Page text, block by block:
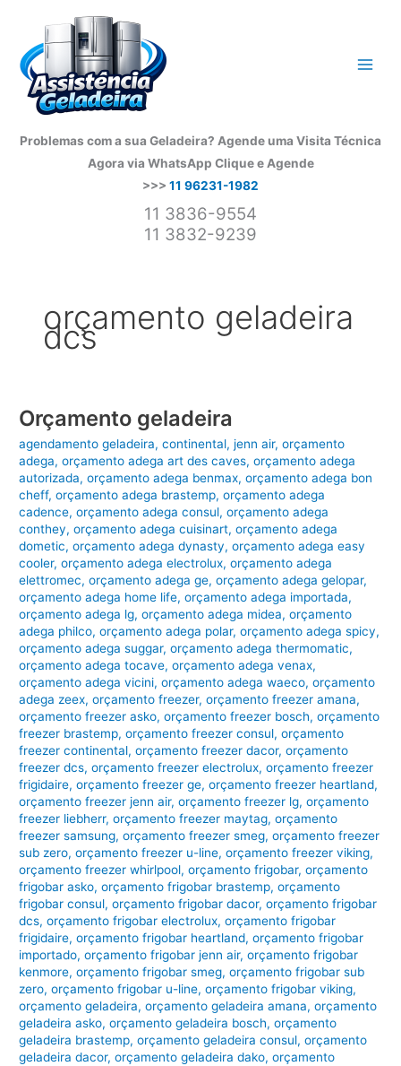
conteúdo
Problemas com a sua Geladeira? Agende uma Visita Técnica
Agora via WhatsApp Clique e Agende
>>> 11 96231-1982
11 3836-9554
11 3832-9239
orçamento geladeira
dcs
Orçamento geladeira
agendamento geladeira,continental,jenn air,orçamento
adega,orçamento adega art des caves,orçamento adega
autorizada,orçamento adega benmax,orçamento adega bon
cheff,orçamento adega brastemp,orçamento adega
cadence,orçamento adega consul,orçamento adega
conthey,orçamento adega cuisinart,orçamento adega
dometic,orçamento adega dynasty,orçamento adega easy
cooler,orçamento adega electrolux,orçamento adega
elettromec,orçamento adega ge,orçamento adega gelopar,
orçamento adega home life,orçamento adega importada,
orçamento adega lg,orçamento adega midea,orçamento
adega philco,orçamento adega polar,orçamento adega spicy,
orçamento adega suggar,orçamento adega thermomatic,
orçamento adega tocave,orçamento adega venax,
orçamento adega vicini,orçamento adega waeco,orçamento
adega zeex,orçamento freezer,orçamento freezer amana,
orçamento freezer asko,orçamento freezer bosch,orçamento
freezer brastemp,orçamento freezer consul,orçamento
freezer continental,orçamento freezer dacor,orçamento
freezer dcs,orçamento freezer electrolux,orçamento freezer
frigidaire,orçamento freezer ge,orçamento freezer heartland,
orçamento freezer jenn air,orçamento freezer lg,orçamento
freezer liebherr,orçamento freezer maytag,orçamento
freezer samsung,orçamento freezer smeg,orçamento freezer
sub zero,orçamento freezer u-line,orçamento freezer viking,
orçamento freezer whirlpool,orçamento frigobar,orçamento
frigobar asko,orçamento frigobar brastemp,orçamento
frigobar consul,orçamento frigobar dacor,orçamento frigobar
dcs,orçamento frigobar electrolux,orçamento frigobar
frigidaire,orçamento frigobar heartland,orçamento frigobar
importado,orçamento frigobar jenn air,orçamento frigobar
kenmore,orçamento frigobar smeg,orçamento frigobar sub
zero,orçamento frigobar u-line,orçamento frigobar viking,
orçamento geladeira,orçamento geladeira amana,orçamento
geladeira asko,orçamento geladeira bosch,orçamento
geladeira brastemp,orçamento geladeira consul,orçamento
geladeira dacor,orçamento geladeira dako,orçamento